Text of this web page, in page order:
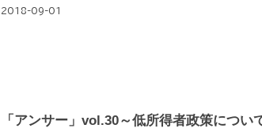
2018-09-01
「アンサー」vol.30～低所得者政策につい